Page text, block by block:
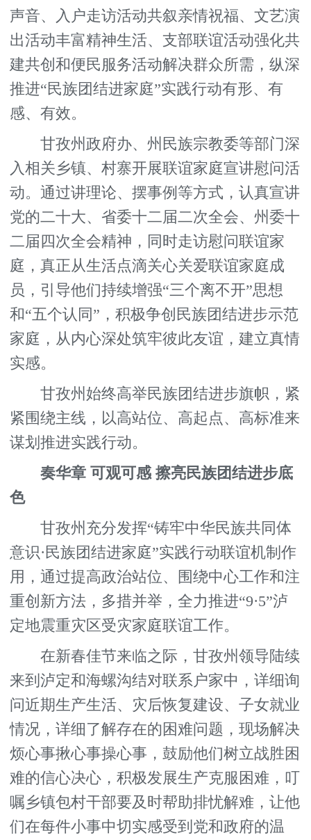
声音、入户走访活动共叙亲情祝福、文艺演
出活动丰富精神生活、支部联谊活动强化共
建共创和便民服务活动解决群众所需，纵深
推进“民族团结进家庭”实践行动有形、有
感、有效。
甘孜州政府办、州民族宗教委等部门深
入相关乡镇、村寨开展联谊家庭宣讲慰问活
动。通过讲理论、摆事例等方式，认真宣讲
党的二十大、省委十二届二次全会、州委十
二届四次全会精神，同时走访慰问联谊家
庭，真正从生活点滴关心关爱联谊家庭成
员，引导他们持续增强“三个离不开”思想
和“五个认同”，积极争创民族团结进步示范
家庭，从内心深处筑牢彼此友谊，建立真情
实感。
甘孜州始终高举民族团结进步旗帜，紧
紧围绕主线，以高站位、高起点、高标准来
谋划推进实践行动。
奏华章 可观可感 擦亮民族团结进步底
色
甘孜州充分发挥“铸牢中华民族共同体
意识·民族团结进家庭”实践行动联谊机制作
用，通过提高政治站位、围绕中心工作和注
重创新方法，多措并举，全力推进“9·5”泸
定地震重灾区受灾家庭联谊工作。
在新春佳节来临之际，甘孜州领导陆续
来到泸定和海螺沟结对联系户家中，详细询
问近期生产生活、灾后恢复建设、子女就业
情况，详细了解存在的困难问题，现场解决
烦心事揪心事操心事，鼓励他们树立战胜困
难的信心决心，积极发展生产克服困难，叮
嘱乡镇包村干部要及时帮助排忧解难，让他
们在每件小事中切实感受到党和政府的温